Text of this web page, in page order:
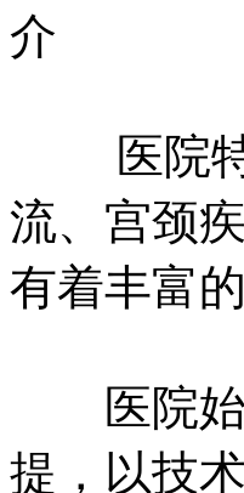
医院特
流、宫颈
有着丰富
医院始
提，以技